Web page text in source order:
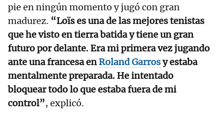
pie en ningún momento y jugó con gran
madurez. “Loïs es una de las mejores tenistas
que he visto en tierra batida y tiene un gran
futuro por delante. Era mi primera vez jugando
ante una francesa enRoland Garrosy estaba
mentalmente preparada. He intentado
bloquear todo lo que estaba fuera de mi
control”, explicó.